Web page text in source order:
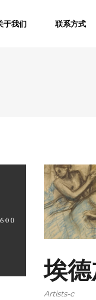
于我们 联系方式
埃德
Artists-c